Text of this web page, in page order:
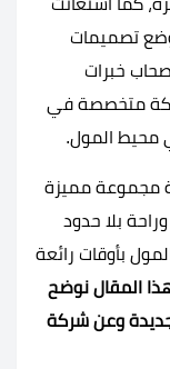
كما استعانت
تصميمات
خبرات
متخصصة في
محيط المول.
مجموعة مميزة
بلا حدود
بأوقات رائعة
المقال نوضح
وعن شركة